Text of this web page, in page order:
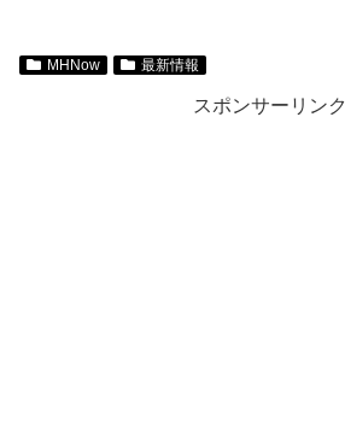
MHNow 最新情報
スポンサーリンク